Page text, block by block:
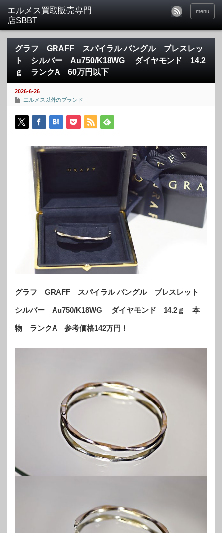
menu
グラフ GRAFF スパイラル バングル ブレスレッ
ト シルバー Au750/K18WG ダイヤモンド 14.2
ｇ ランクA 60万円以下
2026-6-26
エルメス以外のブランド
グラフ GRAFF スパイラル バングル ブレスレット
シルバー Au750/K18WG ダイヤモンド 14.2ｇ 本
物 ランクA 参考価格142万円！